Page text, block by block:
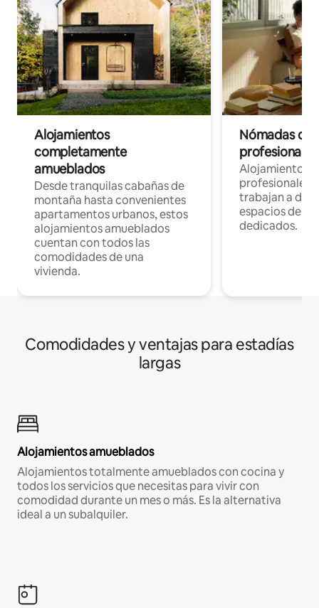
Alojamientos
completamente
amueblados
Desde tranquilas cabañas de
montaña hasta convenientes
apartamentos urbanos, estos
alojamientos amueblados
cuentan con todos las
comodidades de una
vivienda.
Nómadas
Alojamientos
profesionales
trabajan a
espacios de
dedicados.
Comodidades y ventajas para estadías
largas
Alojamientos amueblados
Alojamientos totalmente amueblados con cocina y
todos los servicios que necesitas para vivir con
comodidad durante un mes o más. Es la alternativa
ideal a un subalquiler.